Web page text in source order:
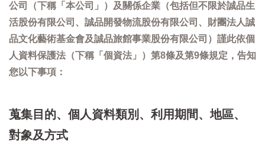
公司（下稱「本公司」）及關係企業（包括但不限於誠品生
活股份有限公司、誠品開發物流股份有限公司、財團法人誠
品文化藝術基金會及誠品旅館事業股份有限公司）謹此依個
人資料保護法（下稱「個資法」）第8條及第9條規定，告知
您以下事項：
蒐集目的、個人資料類別、利用期間、地區、
對象及方式